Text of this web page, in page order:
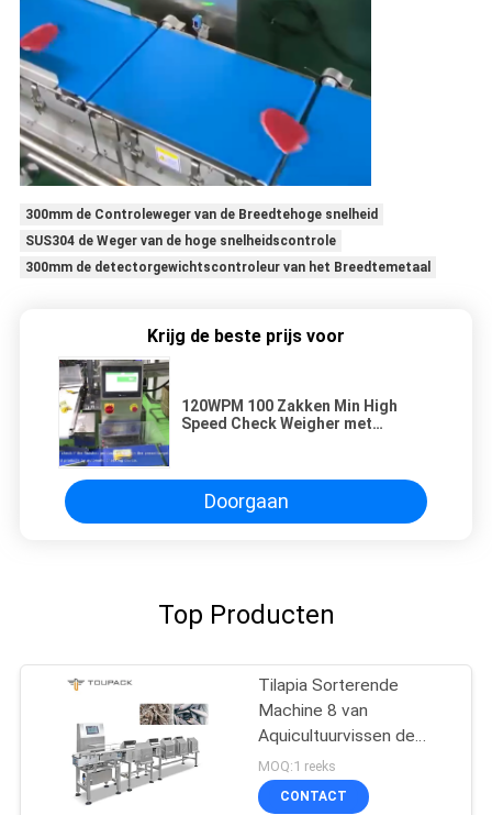
300mm de Controleweger van de Breedtehoge snelheid
SUS304 de Weger van de hoge snelheidscontrole
300mm de detectorgewichtscontroleur van het Breedtemetaal
Krijg de beste prijs voor
120WPM 100 Zakken Min High
Speed Check Weigher met
Doorgaan
Top Producten
Tilapia Sorterende
Machine 8 van
Aquicultuurvissen de
Machine van de
Kanaalgewichtsklasse
MOQ:1 reeks
CONTACT